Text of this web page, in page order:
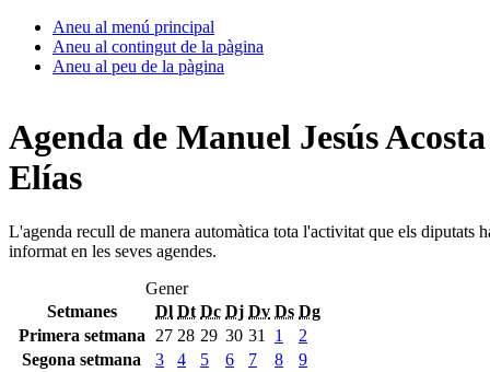
Aneu al menú principal
Aneu al contingut de la pàgina
Aneu al peu de la pàgina
Agenda de Manuel Jesús Acosta
Elías
L'agenda recull de manera automàtica tota l'activitat que els diputats
informat en les seves agendes.
Gener
Setmanes
Dl Dt Dc Dj Dv Ds Dg
Primera setmana
27 28 29 30 31 1
2
Segona setmana
3 4 5 6 7 8
9